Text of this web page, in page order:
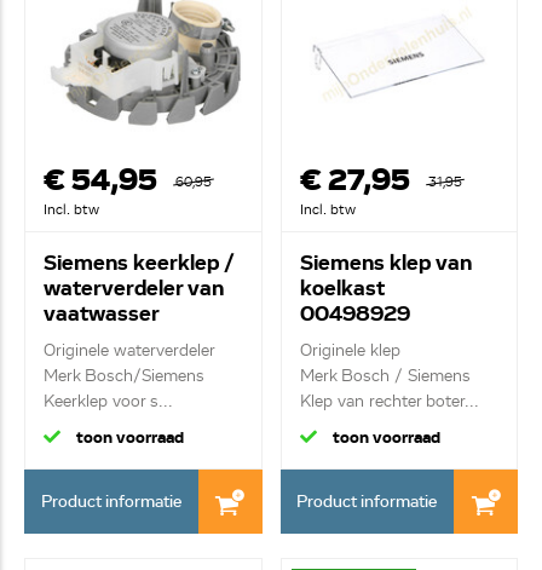
€ 54,95
60,95
Incl. btw
Siemens keerklep /
waterverdeler van
vaatwasser
00649568
Originele waterverdeler
Merk Bosch/Siemens
Keerklep voor s...
toon voorraad
Product informatie
€ 27,95
31,95
Incl. btw
Siemens klep van
koelkast
00498929
Originele klep
Merk Bosch / Siemens
Klep van rechter boter...
toon voorraad
Product informatie